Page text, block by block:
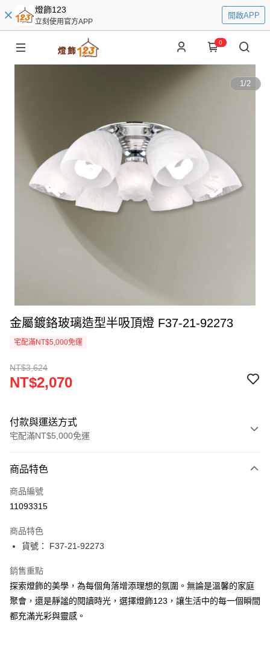
燈飾123
立刻使用官方APP
開啟APP
0
1/2
金屬鍍鉻玻璃造型半吸頂燈 F37-21-92273
宅配滿NT$5,000免運
NT$3,624
NT$2,070
付款與運送方式
宅配滿NT$5,000免運
信用卡一次付款
LINE Pay
街口支付
悠遊付
Google Pay
全盈+PAY
商品特色
商品編號
11093315
商品特色
貨號： F37-21-92273
銷售重點
探索燈飾的美學，為每個角落增添理想的氛圍。無論是溫馨的家庭
聚會，還是靜謐的閱讀時光，選擇燈飾123，讓生活中的每一個瞬間
都充滿光彩與靈感。